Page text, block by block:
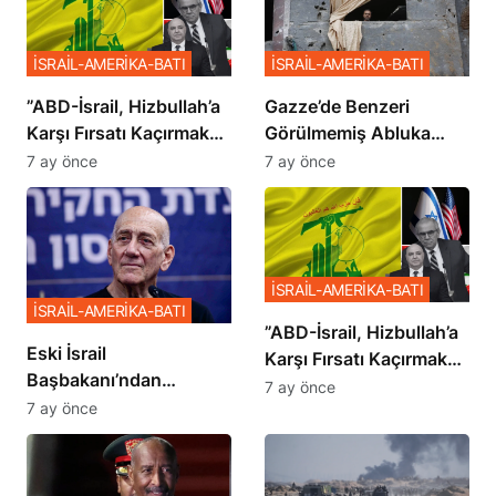
​​​​​​​”ABD-İsrail, Hizbullah’a
Karşı Fırsatı Kaçırmak
İstemiyor”
İSRAİL-AMERİKA-BATI
7 ay önce
​​​​​​​Gazze’de Benzeri
Görülmemiş Abluka
Planı
İSRAİL-AMERİKA-BATI
7 ay önce
Eski İsrail
Başbakanı’ndan
Netanyahu’ya Ağır
Sözler
İSRAİL-AMERİKA-BATI
7 ay önce
​​​​​​​”ABD-İsrail, Hizbullah’a
Karşı Fırsatı Kaçırmak
İstemiyor”
İSRAİL-AMERİKA-BATI
7 ay önce